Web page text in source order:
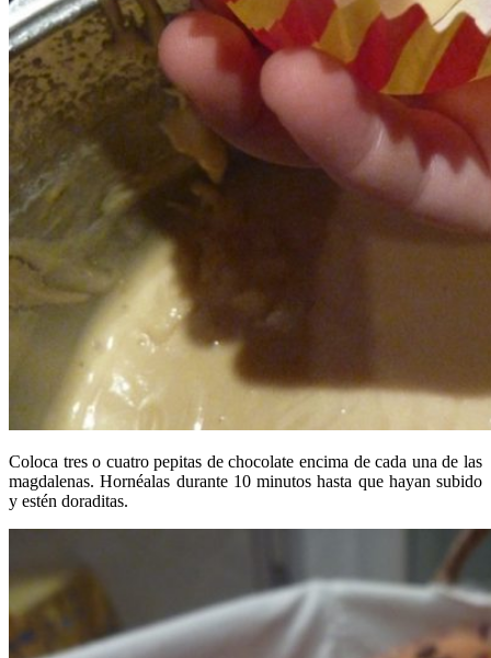
Coloca tres o cuatro pepitas de chocolate encima de cada una de las
magdalenas. Hornéalas durante 10 minutos hasta que hayan subido
y estén doraditas.